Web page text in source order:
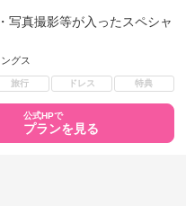
写真撮影等が入ったスペシャ
グス
旅行 ドレス 特典
公式HPで
プランを見る